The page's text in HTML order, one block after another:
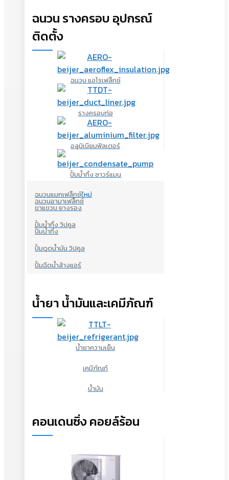
ฉนวน รางครอบ อุปกรณ์
ติดตั้ง
ฉนวน แอโรเฟล็กซ์
รางครอบท่อ
อลูมิเนียมฟิลเตอร์
ปั้มน้ำทิ้ง ซาวร์แมน
ฉนวนแมกเฟล็กซ์ใหม่
ฉนวนอามาเฟล็กซ์
ขาแขวน ยางรอง
ปั้มน้ำทิ้ง วิปคูล
ปั้มน้ำทิ้ง
ปั้มดูดน้ำมัน วิปคูล
ปั้มฉีดน้ำล้างแอร์
น้ำยา น้ำมันและเคมีภัณฑ์
น้ำยาความเย็น
เคมีภัณฑ์
น้ำมัน
คอนเดนซิ่ง คอยล์ร้อน